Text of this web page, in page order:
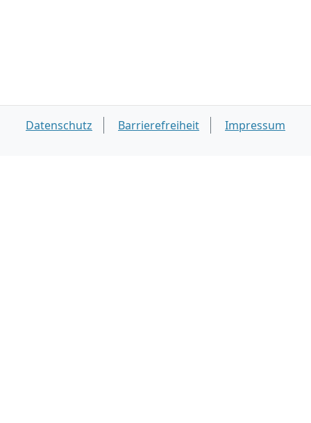
Datenschutz Barrierefreiheit Impressum